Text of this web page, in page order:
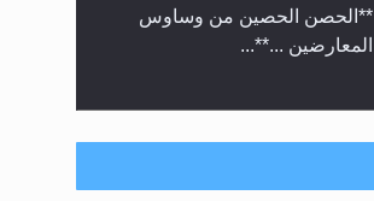
**الحصن الحصين من وساوس
المعارضين ...**...
متطلَّبات التّحريك الجديد...